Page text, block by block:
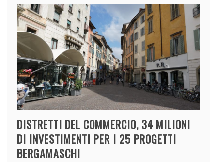
DISTRETTI DEL COMMERCIO, 34 MILIONI
DI INVESTIMENTI PER I 25 PROGETTI
BERGAMASCHI